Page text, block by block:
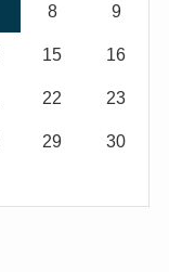
8 9
15 16
22 23
29 30